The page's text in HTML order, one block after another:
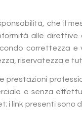
che il
alle
correttezza e
riservatezza e
prestazioni
e senza
i link presenti sono